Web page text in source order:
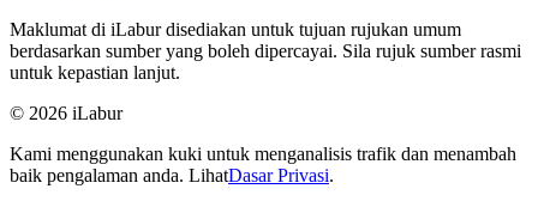
Maklumat di iLabur disediakan untuk tujuan rujukan umum
berdasarkan sumber yang boleh dipercayai. Sila rujuk sumber rasmi
untuk kepastian lanjut.
© 2026 iLabur
Kami menggunakan kuki untuk menganalisis trafik dan menambah
baik pengalaman anda. LihatDasar Privasi.